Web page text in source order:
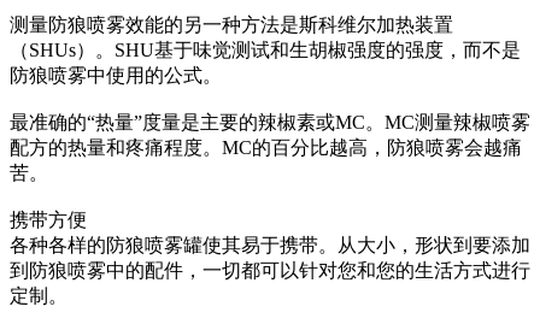
测量防狼喷雾效能的另一种方法是斯科维尔加热装置
（SHUs）。SHU基于味觉测试和生胡椒强度的强度，而不是
防狼喷雾中使用的公式。
最准确的“热量”度量是主要的辣椒素或MC。MC测量辣椒喷雾
配方的热量和疼痛程度。MC的百分比越高，防狼喷雾会越痛
苦。
携带方便
各种各样的防狼喷雾罐使其易于携带。从大小，形状到要添加
到防狼喷雾中的配件，一切都可以针对您和您的生活方式进行
定制。